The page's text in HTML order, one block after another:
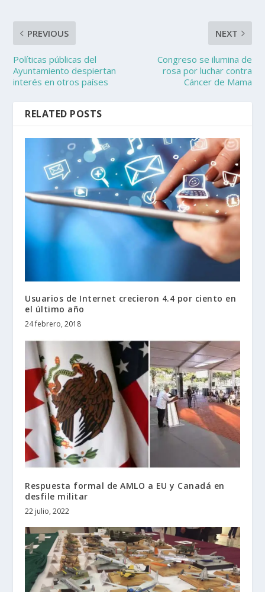
PREVIOUS
Políticas públicas del
Ayuntamiento despiertan
interés en otros países
NEXT
Congreso se ilumina de
rosa por luchar contra
Cáncer de Mama
RELATED POSTS
Usuarios de Internet crecieron 4.4 por ciento en
el último año
24 febrero, 2018
Respuesta formal de AMLO a EU y Canadá en
desfile militar
22 julio, 2022